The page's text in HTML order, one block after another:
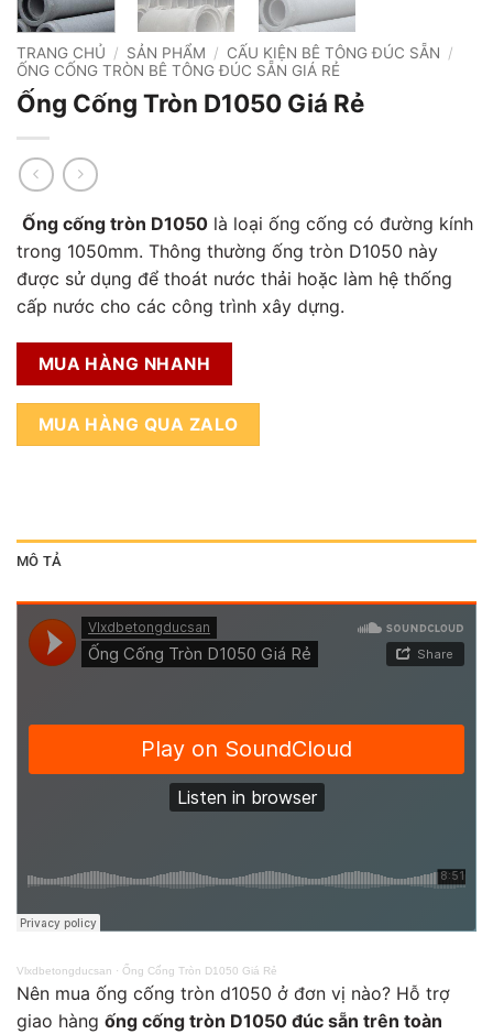
TRANG CHỦ / SẢN PHẨM / CẤU KIỆN BÊ TÔNG ĐÚC SẴN /
ỐNG CỐNG TRÒN BÊ TÔNG ĐÚC SẴN GIÁ RẺ
Ống Cống Tròn D1050 Giá Rẻ
Ống cống tròn D1050 là loại ống cống có đường kính
trong 1050mm. Thông thường ống tròn D1050 này
được sử dụng để thoát nước thải hoặc làm hệ thống
cấp nước cho các công trình xây dựng.
MUA HÀNG NHANH
MUA HÀNG QUA ZALO
MÔ TẢ
Vlxdbetongducsan · Ống Cống Tròn D1050 Giá Rẻ
Nên mua ống cống tròn d1050 ở đơn vị nào? Hỗ trợ
giao hàng ống cống tròn D1050 đúc sẵn trên toàn